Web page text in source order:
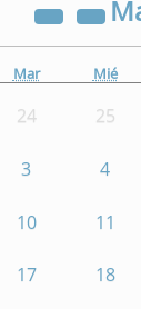
Mar Mié
24 25
3 4
10 11
17 18